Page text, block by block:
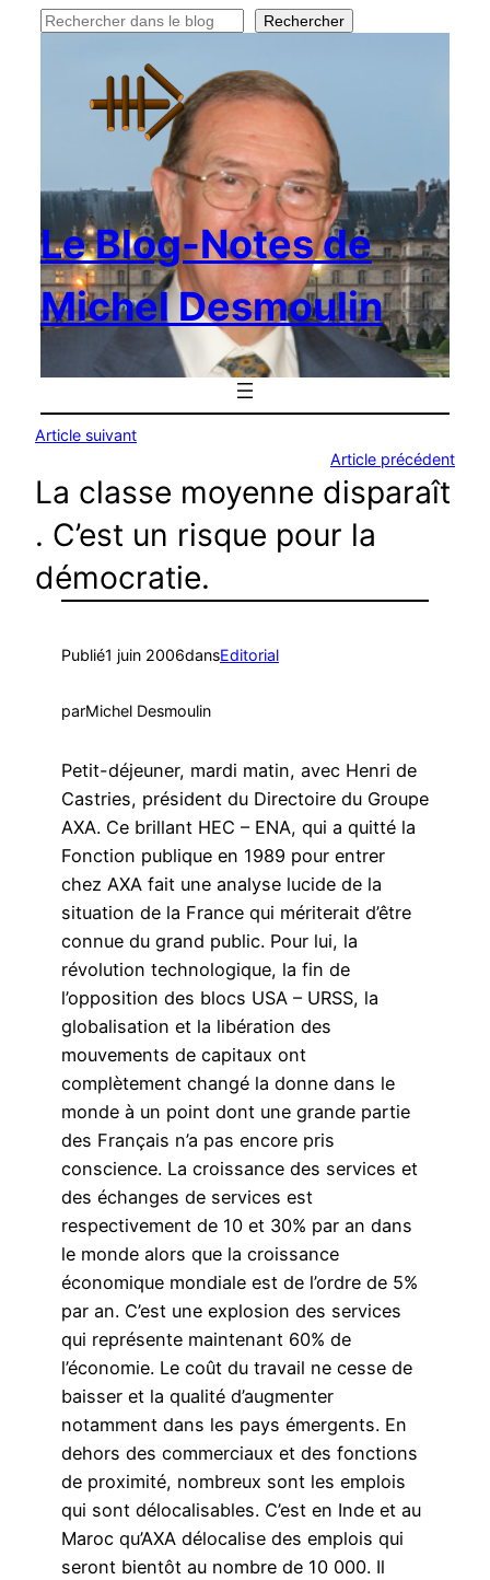
Rechercher Rechercher
Le Blog-Notes de
Michel Desmoulin
Article suivant
Article précédent
La classe moyenne disparaît
. C’est un risque pour la
démocratie.
Publié1 juin 2006dansEditorial
parMichel Desmoulin
Petit-déjeuner, mardi matin, avec Henri de
Castries, président du Directoire du Groupe
AXA. Ce brillant HEC – ENA, qui a quitté la
Fonction publique en 1989 pour entrer
chez AXA fait une analyse lucide de la
situation de la France qui mériterait d’être
connue du grand public. Pour lui, la
révolution technologique, la fin de
l’opposition des blocs USA – URSS, la
globalisation et la libération des
mouvements de capitaux ont
complètement changé la donne dans le
monde à un point dont une grande partie
des Français n’a pas encore pris
conscience. La croissance des services et
des échanges de services est
respectivement de 10 et 30% par an dans
le monde alors que la croissance
économique mondiale est de l’ordre de 5%
par an. C’est une explosion des services
qui représente maintenant 60% de
l’économie. Le coût du travail ne cesse de
baisser et la qualité d’augmenter
notamment dans les pays émergents. En
dehors des commerciaux et des fonctions
de proximité, nombreux sont les emplois
qui sont délocalisables. C’est en Inde et au
Maroc qu’AXA délocalise des emplois qui
seront bientôt au nombre de 10 000. Il